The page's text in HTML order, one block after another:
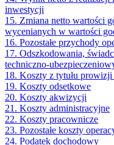
inwestycji
15. Zmiana netto wartości
wycenianych w wartości
16. Pozostałe przychody
17. Odszkodowania,
techniczno-
18. Koszty z tytułu prowizji
19. Koszty odsetkowe
20. Koszty akwizycji
21. Koszty administracyjne
22. Koszty pracownicze
23. Pozostałe koszty
24. Podatek dochodowy